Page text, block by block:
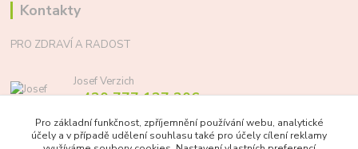
Kontakty
PRO ZDRAVÍ A RADOST
Josef Verzich
+420 777 137 206
info@prozdraviaradost.cz
Pro základní funkčnost, zpříjemnění používání webu, analytické
účely a v případě udělení souhlasu také pro účely cílení reklamy